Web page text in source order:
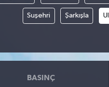
Suşehri Şarkışla
BASINÇ